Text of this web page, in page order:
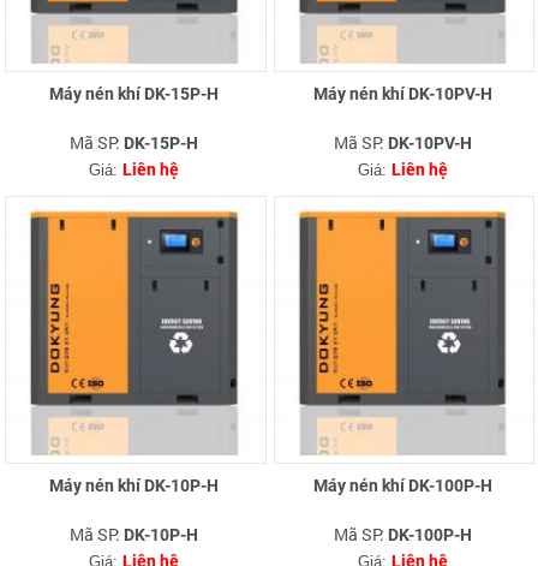
Máy nén khí DK-15P-H
Mã SP: DK-15P-H
Giá: Liên hệ
Máy nén khí DK-10PV-H
Mã SP: DK-10PV-H
Giá: Liên hệ
Máy nén khí DK-10P-H
Mã SP: DK-10P-H
Giá: Liên hệ
Máy nén khí DK-100P-H
Mã SP: DK-100P-H
Giá: Liên hệ